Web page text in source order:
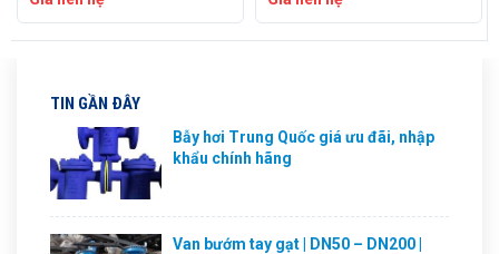
TIN GẦN ĐÂY
Bẫy hơi Trung Quốc giá ưu đãi, nhập
khẩu chính hãng
Van bướm tay gạt | DN50 – DN200 |